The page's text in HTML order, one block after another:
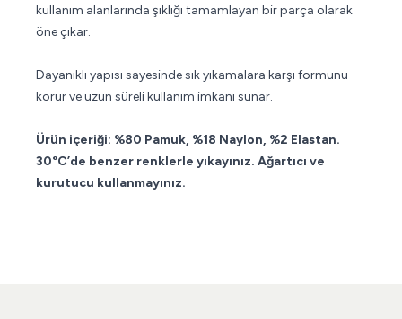
kullanım alanlarında şıklığı tamamlayan bir parça olarak
öne çıkar.
Dayanıklı yapısı sayesinde sık yıkamalara karşı formunu
korur ve uzun süreli kullanım imkanı sunar.
Ürün içeriği: %80 Pamuk, %18 Naylon, %2 Elastan.
30°C’de benzer renklerle yıkayınız. Ağartıcı ve
kurutucu kullanmayınız.